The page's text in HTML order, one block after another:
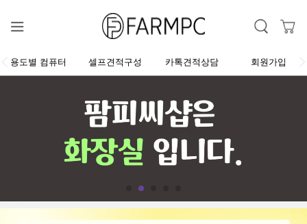
용도별 컴퓨터 셀프견적구성 카톡견적상담 회원가입